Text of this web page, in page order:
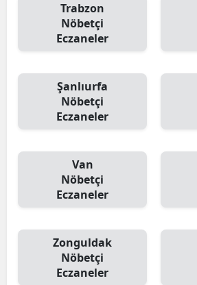
Trabzon
Nöbetçi
Eczaneler
Şanlıurfa
Nöbetçi
Eczaneler
Van
Nöbetçi
Eczaneler
Zonguldak
Nöbetçi
Eczaneler